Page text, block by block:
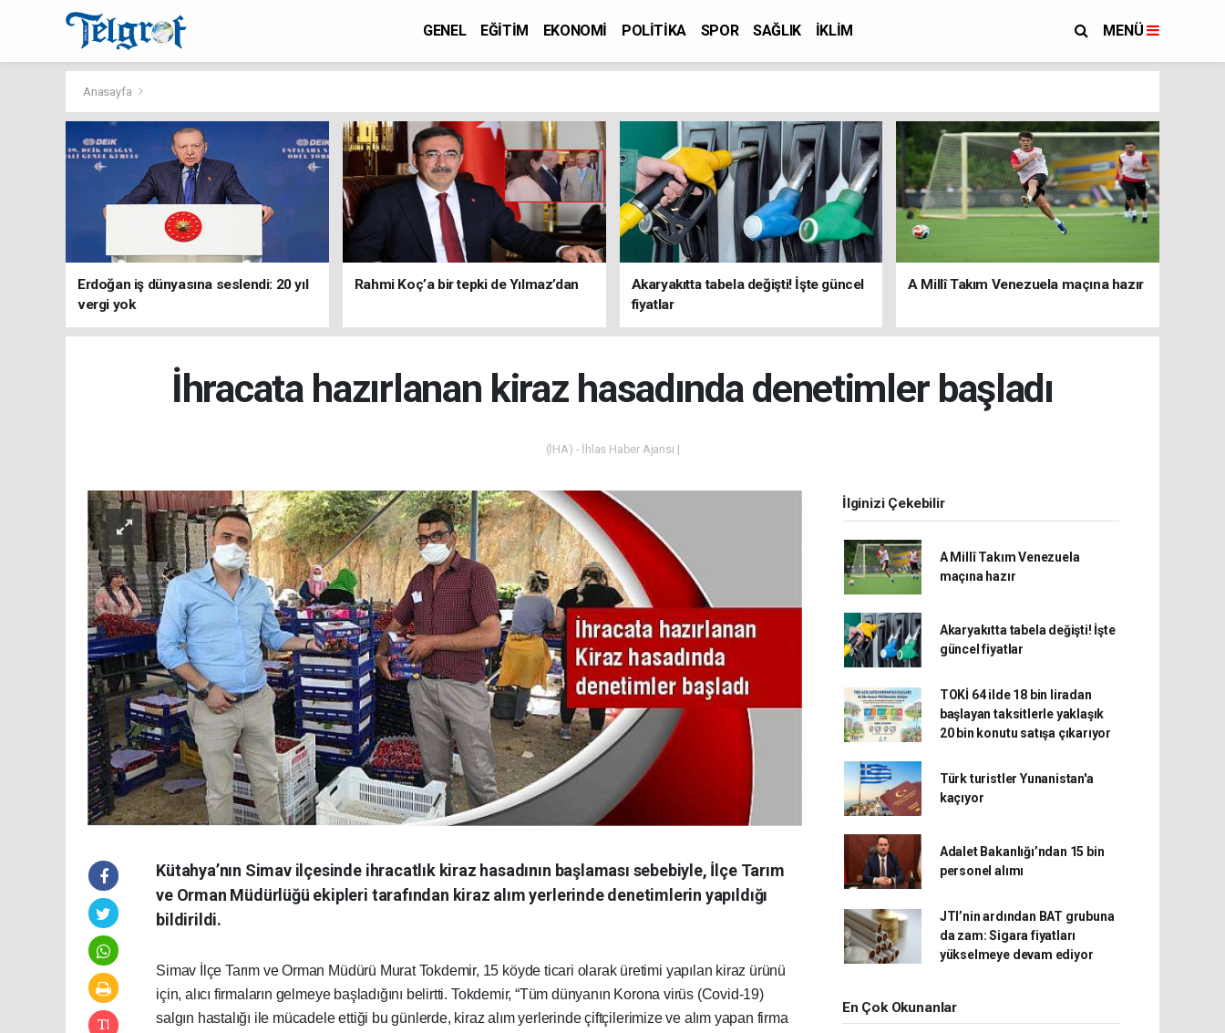
GENEL EĞİTİM EKONOMİ POLİTİKA SPOR SAĞLIK İKLİM MENÜ
Anasayfa
Erdoğan iş dünyasına seslendi: 20 yıl
vergi yok
Rahmi Koç’a bir tepki de Yılmaz’dan
Akaryakıtta tabela değişti! İşte güncel
fiyatlar
A Millî Takım Venezuela maçına hazır
İhracata hazırlanan kiraz hasadında denetimler başladı
(İHA) - İhlas Haber Ajansı |
Kütahya’nın Simav ilçesinde ihracatlık kiraz hasadının başlaması sebebiyle, İlçe Tarım
ve Orman Müdürlüğü ekipleri tarafından kiraz alım yerlerinde denetimlerin yapıldığı
bildirildi.
Simav İlçe Tarım ve Orman Müdürü Murat Tokdemir, 15 köyde ticari olarak üretimi yapılan kiraz ürünü
için, alıcı firmaların gelmeye başladığını belirtti. Tokdemir, “Tüm dünyanın Korona virüs (Covid-19)
salgın hastalığı ile mücadele ettiği bu günlerde, kiraz alım yerlerinde çiftçilerimize ve alım yapan firma
İlginizi Çekebilir
A Millî Takım Venezuela
maçına hazır
Akaryakıtta tabela değişti! İşte
güncel fiyatlar
TOKİ 64 ilde 18 bin liradan
başlayan taksitlerle yaklaşık
20 bin konutu satışa çıkarıyor
Türk turistler Yunanistan'a
kaçıyor
Adalet Bakanlığı’ndan 15 bin
personel alımı
JTI’nin ardından BAT grubuna
da zam: Sigara fiyatları
yükselmeye devam ediyor
En Çok Okunanlar